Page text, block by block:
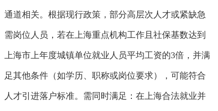
通道相关。根据现行政策，部分高层次人才或紧缺急
需岗位人员，若在上海重点机构工作且社保基数达到
上海市上年度城镇单位就业人员平均工资的3倍，并满
足其他条件（如学历、职称或岗位要求），可能符合
人才引进落户标准。需同时满足：在上海合法就业并